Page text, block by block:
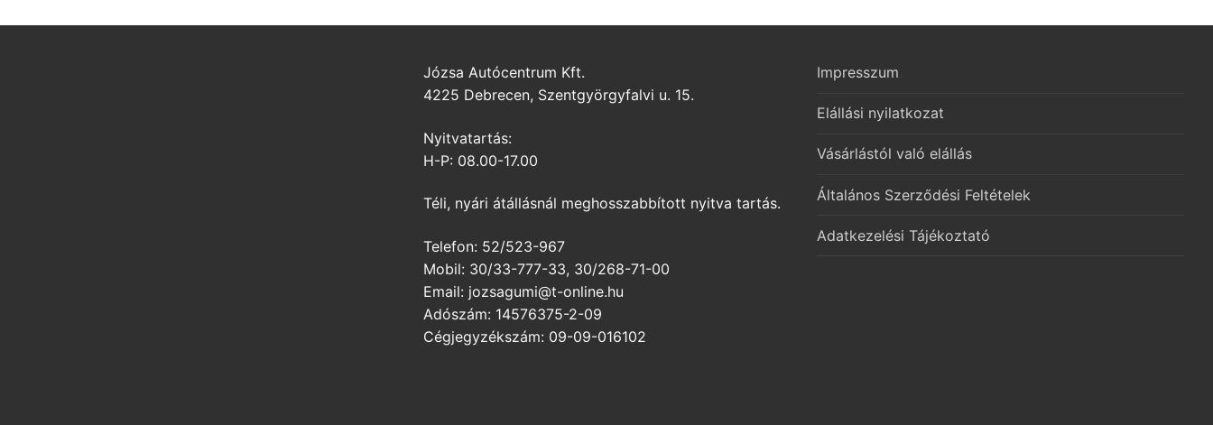
Józsa Autócentrum Kft.
4225 Debrecen, Szentgyörgyfalvi u. 15.
Nyitvatartás:
H-P: 08.00-17.00
Téli, nyári átállásnál meghosszabbított nyitva tartás.
Telefon: 52/523-967
Mobil: 30/33-777-33, 30/268-71-00
Email: jozsagumi@t-online.hu
Adószám: 14576375-2-09
Cégjegyzékszám: 09-09-016102
Impresszum
Elállási nyilatkozat
Vásárlástól való elállás
Általános Szerződési Feltételek
Adatkezelési Tájékoztató